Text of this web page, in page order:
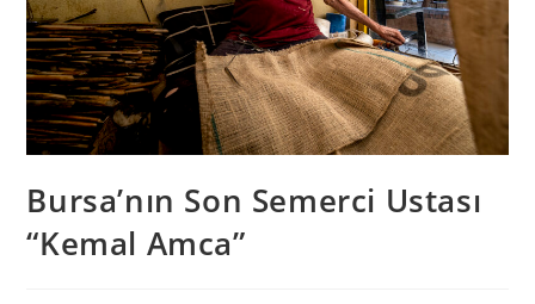
Bursa’nın Son Semerci Ustası
“Kemal Amca”